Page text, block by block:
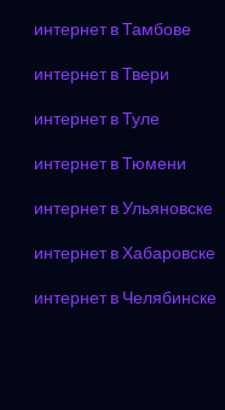
интернет в Тамбове
интернет в Твери
интернет в Туле
интернет в Тюмени
интернет в Ульяновске
интернет в Хабаровске
интернет в Челябинске